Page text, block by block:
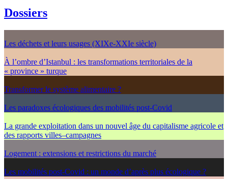
Dossiers
Les déchets et leurs usages (XIXe-XXIe siècle)
À l’ombre d’Istanbul : les transformations territoriales de la
« province » turque
Transformer le système alimentaire ?
Les paradoxes écologiques des mobilités post-Covid
La grande exploitation dans un nouvel âge du capitalisme agricole et
des rapports villes–campagnes
Logement : extensions et restrictions du marché
Les mobilités post-Covid : un monde d’après plus écologique ?